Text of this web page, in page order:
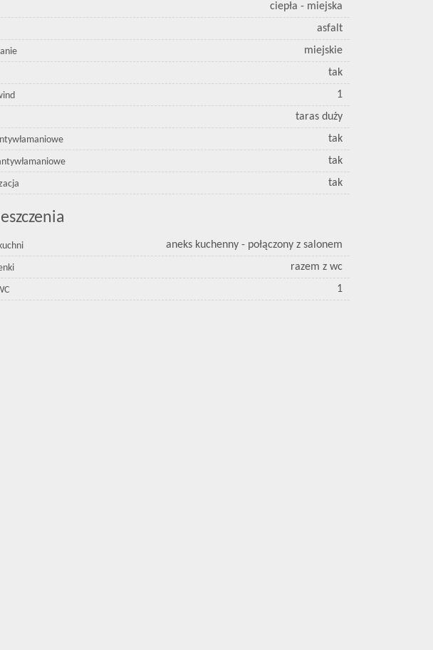
ciepła - miejska
asfalt
miejskie
tak
1
taras duży
tak
tak
tak
aneks kuchenny - połączony z salonem
razem z wc
1